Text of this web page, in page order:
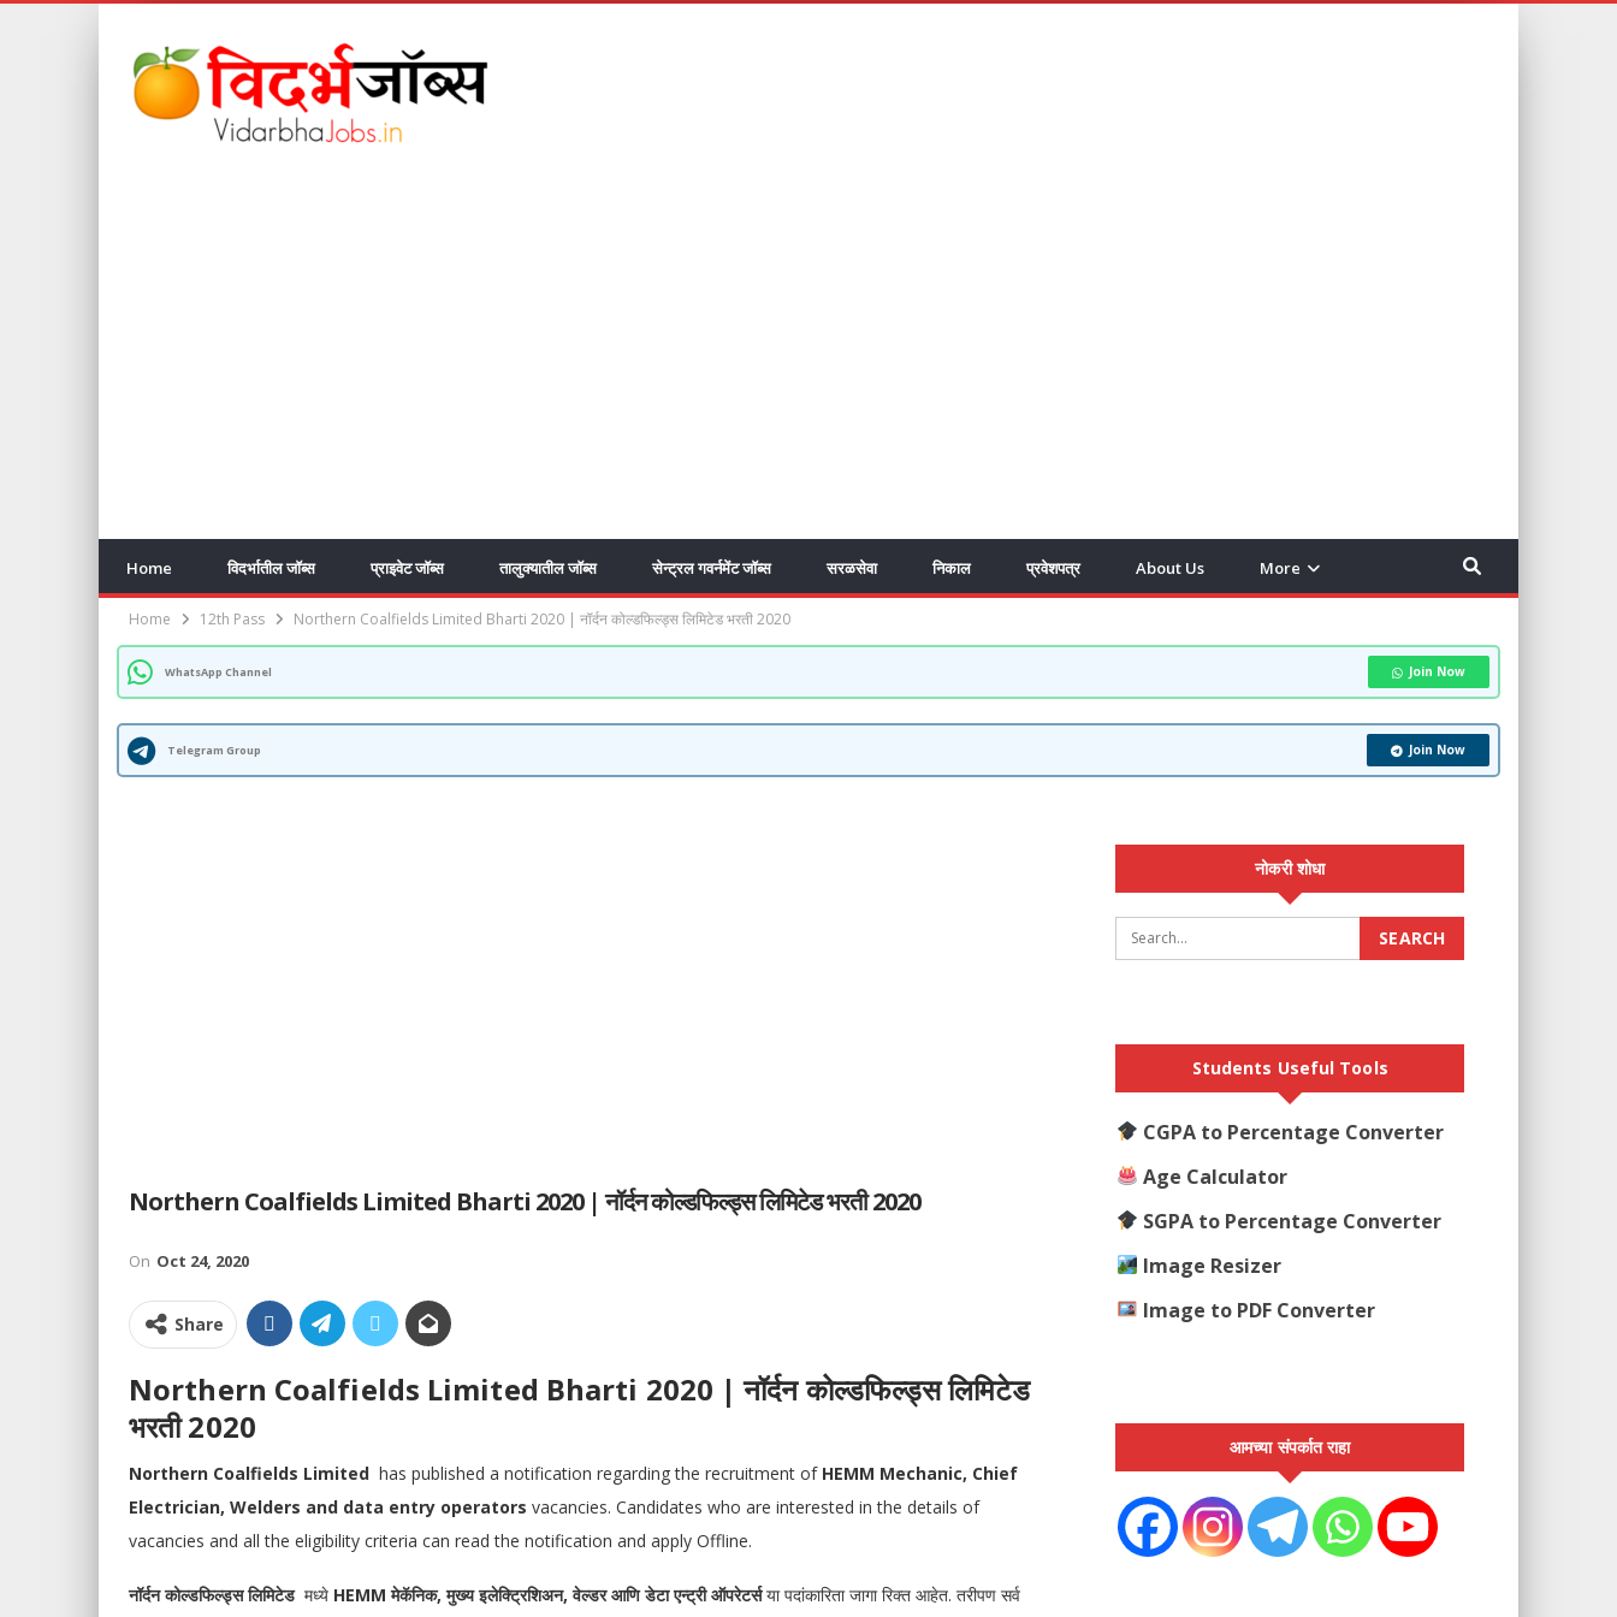
Home विदर्भातील जॉब्स प्राइवेट जॉब्स तालुक्यातील जॉब्स सेन्ट्रल गवर्नमेंट जॉब्स सरळसेवा निकाल प्रवेशपत्र About Us More
Home 12th Pass Northern Coalfields Limited Bharti 2020 | नॉर्दन कोल्डफिल्ड्स लिमिटेड भरती 2020
WhatsApp Channel Join Now
Telegram Group Join Now
Northern Coalfields Limited Bharti 2020 | नॉर्दन कोल्डफिल्ड्स लिमिटेड भरती 2020
On Oct 24, 2020
Share
Northern Coalfields Limited Bharti 2020 | नॉर्दन कोल्डफिल्ड्स लिमिटेड
भरती 2020
Northern Coalfields Limited has published a notification regarding the recruitment ofHEMM Mechanic, Chief
Electrician, Welders and data entry operators vacancies. Candidates who are interested in the details of
vacancies and all the eligibility criteria can read the notification and apply Offline.
नॉर्दन कोल्डफिल्ड्स लिमिटेड मध्ये HEMM मेकॅनिक, मुख्य इलेक्ट्रिशिअन, वेल्डर आणि डेटा एन्ट्री ऑपरेटर्सया पदांकारिता जागा रिक्त आहेत. तरीपण सर्व
नोकरी शोधा
Students Useful Tools
CGPA to Percentage Converter
Age Calculator
SGPA to Percentage Converter
Image Resizer
Image to PDF Converter
आमच्या संपर्कात राहा